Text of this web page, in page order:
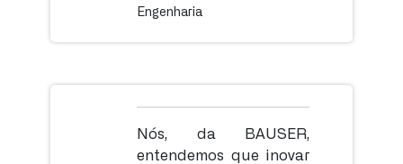
Engenharia
Nós, da BAUSER,
entendemos que inovar